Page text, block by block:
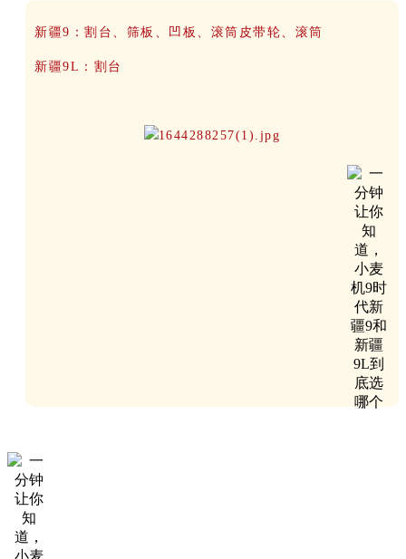
新疆9：割台、筛板、凹板、滚筒皮带轮、滚筒
新疆9L：割台